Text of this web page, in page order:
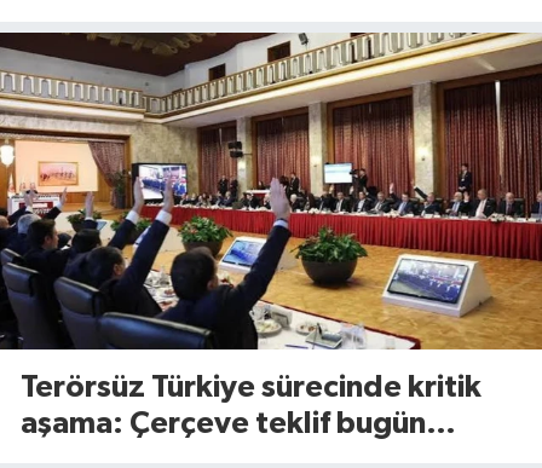
Terörsüz Türkiye sürecinde kritik
aşama: Çerçeve teklif bugün